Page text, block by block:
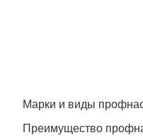
Марки и виды
Преимущество